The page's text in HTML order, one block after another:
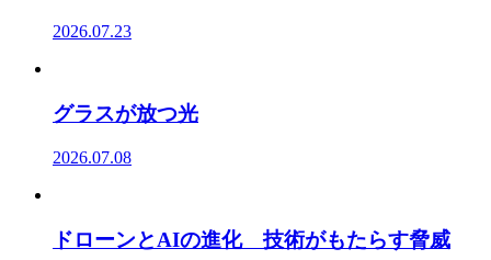
2026.07.23
グラスが放つ光
2026.07.08
ドローンとAIの進化 技術がもたらす脅威